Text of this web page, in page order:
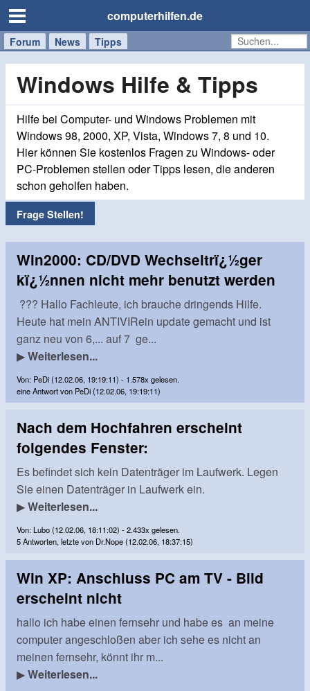
computerhilfen.de
Forum News Tipps
Handy
Windows
Mac
Windows Hilfe & Tipps
Hilfe bei Computer- und Windows Problemen mit
Windows 98, 2000, XP, Vista, Windows 7, 8 und 10.
Hier können Sie kostenlos Fragen zu Windows- oder
PC-Problemen stellen oder Tipps lesen, die anderen
schon geholfen haben.
Frage Stellen!
Win2000: CD/DVD Wechseltrï¿½ger
kï¿½nnen nicht mehr benutzt werden
??? Hallo Fachleute, ich brauche dringends Hilfe.
Heute hat mein ANTIVIRein update gemacht und ist
ganz neu von 6,... auf 7 ge...
▶Weiterlesen...
Von: PeDi (12.02.06, 19:19:11) - 1.578x gelesen.
eine Antwort von PeDi (12.02.06, 19:19:11)
Nach dem Hochfahren erscheint
folgendes Fenster:
Es befindet sich kein Datenträger im Laufwerk. Legen
Sie einen Datenträger in Laufwerk ein.
▶Weiterlesen...
Von: Lubo (12.02.06, 18:11:02) - 2.433x gelesen.
5 Antworten, letzte von Dr.Nope (12.02.06, 18:37:15)
Win XP: Anschluss PC am TV - Bild
erscheint nicht
hallo ich habe einen fernsehr und habe es an meine
computer angeschloßen aber ich sehe es nicht an
meinen fernsehr, könnt ihr m...
▶Weiterlesen...